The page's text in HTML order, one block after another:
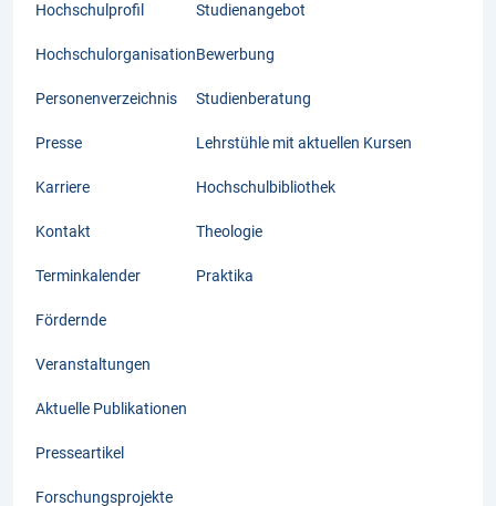
Hochschulprofil
Hochschulorganisation
Personenverzeichnis
Presse
Karriere
Kontakt
Terminkalender
Fördernde
Veranstaltungen
Aktuelle Publikationen
Presseartikel
Forschungsprojekte
Studienangebot
Bewerbung
Studienberatung
Lehrstühle mit aktuellen Kursen
Hochschulbibliothek
Theologie
Praktika